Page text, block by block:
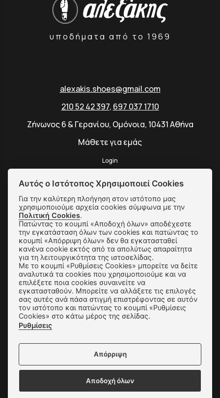
υποδήματα από το 1969
alexakis.shoes@gmail.com
210 52 42 397, 697 037 1710
Ζήνωνος 6 & Γερανίου, Ομόνοια, 10431 Αθήνα
Μάθετε για εμάς
Login
SUBSCRIBE
Αποστολές & Αλλαγές
Τρόποι Παραγγελίας & Πληρωμής
Όροι Χρήσης & Ασφάλεια
Πολιτική Απορρήτου
Ρυθμίσεις Cookies
Αυτός ο Ιστότοπος Χρησιμοποιεί Cookies
Για την καλύτερη πλοήγηση στον ιστότοπο μας
χρησιμοποιούμε αρχεία cookies σύμφωνα με την
Πολιτική Cookies.
Πατώντας το κουμπί «Αποδοχή όλων» αποδέχεστε
την εγκατάσταση όλων των cookies και πατώντας το
κουμπί «Απόρριψη όλων» δεν θα εγκατασταθεί
κανένα cookie εκτός από τα απολύτως απαραίτητα
για τη λειτουργικότητα της ιστοσελίδας.
Με το κουμπί «Ρυθμίσεις Cookies» μπορείτε να δείτε
αναλυτικά τα cookies που χρησιμοποιούμε και να
επιλέξετε ποια cookies συναινείτε να
εγκατασταθούν. Μπορείτε να αλλάξετε τις επιλογές
σας αυτές ανά πάσα στιγμή επιστρέφοντας σε αυτόν
τον ιστότοπο και πατώντας το κουμπί «Ρυθμίσεις
Cookies» στο κάτω μέρος της σελίδας.
Ρυθμίσεις
Απόρριψη
Αποδοχή όλων